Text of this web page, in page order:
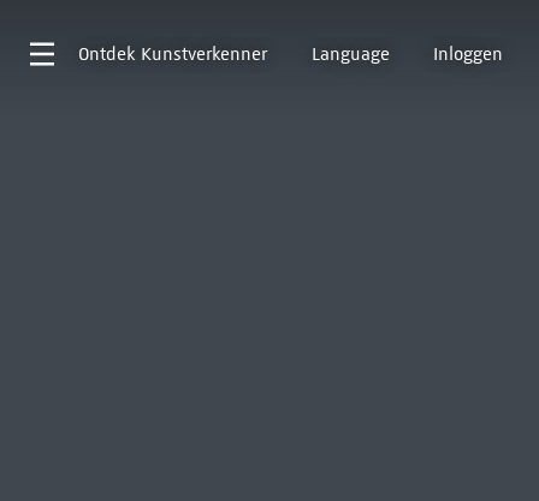
Ontdek Kunstverkenner Language Inloggen